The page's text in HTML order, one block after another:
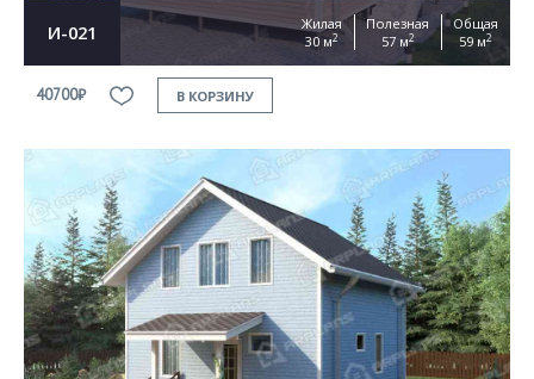
И-021
Жилая
30 м2
Полезная
57 м2
Общая
59 м2
40700₽ В КОРЗИНУ